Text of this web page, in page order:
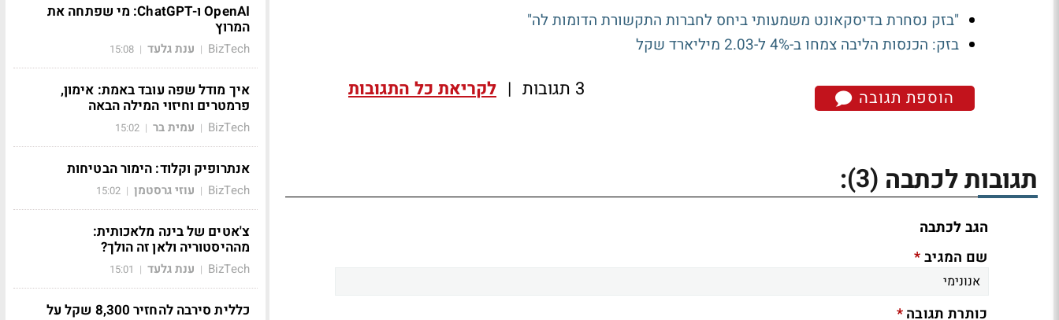
"בזק נסחרת בדיסקאונט משמעותי ביחס לחברות התקשורת הדומות לה"
בזק: הכנסות הליבה צמחו ב-4% ל-2.03 מיליארד שקל
הוספת תגובה 3 תגובות | לקריאת כל התגובות
תגובות לכתבה (3)
:
הגב לכתבה
שם המגיב*
כותרת תגובה*
OpenAI ו-ChatGPT: מי שפתחה את
המרוץ
BizTech
| ענת גלעד |
15:08
איך מודל שפה עובד באמת: אימון,
פרמטרים וחיזוי המילה הבאה
BizTech
| עמית בר |
15:02
אנתרופיק וקלוד: הימור הבטיחות
BizTech
| עוזי גרסטמן |
15:02
צ'אטים של בינה מלאכותית:
מההיסטוריה ולאן זה הולך?
BizTech
| ענת גלעד |
15:01
כללית סירבה להחזיר 8,300 שקל על